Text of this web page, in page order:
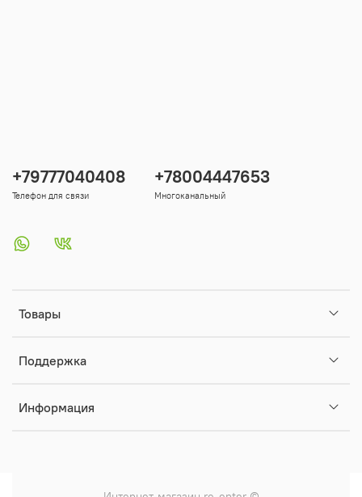
Товары
Поддержка
Информация
+79777040408
Телефон для связи
+78004447653
Многоканальный